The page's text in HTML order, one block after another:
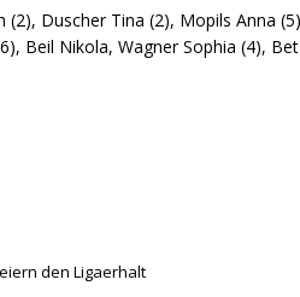
(2), Duscher Tina (2), Mopils Anna
Beil Nikola, Wagner Sophia (4),
den Ligaerhalt